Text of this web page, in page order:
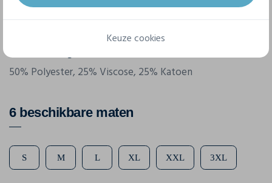
Gram/m²
160 g/m²
Samenstelling
50% Polyester, 25% Viscose, 25% Katoen
6 beschikbare maten
S M L XL XXL 3XL
Keuze cookies